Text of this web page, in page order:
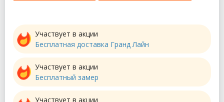
Участвует в акции
Бесплатная доставка Гранд Лайн
Участвует в акции
Бесплатный замер
Участвует в акции